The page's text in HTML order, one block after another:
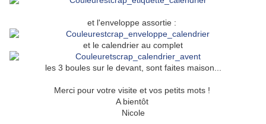
et l'enveloppe assortie :
et le calendrier au complet
les 3 boules sur le devant, sont faites maison...
Merci pour votre visite et vos petits mots !
A bientôt
Nicole